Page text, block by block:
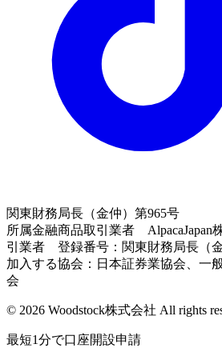
関東財務局長（金仲）第965号
所属金融商品取引業者
引業者 登録番号：関東財務局長（
加入する協会：日本証券業協会、一
会
© 2026 Woodstock株式会社 All rights
最短1分で口座開設申請